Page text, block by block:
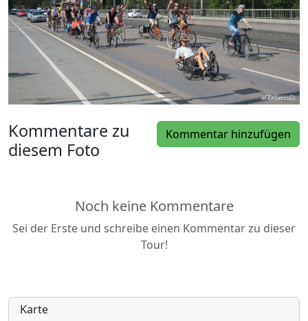
Kommentar hinzufügen
Kommentare zu
diesem Foto
Noch keine Kommentare
Sei der Erste und schreibe einen Kommentar zu dieser
Tour!
Karte